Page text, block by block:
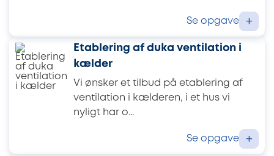
Se opgave +
Etablering af duka ventilation i
kælder
Vi ønsker et tilbud på etablering af
ventilation i kælderen, i et hus vi
nyligt har o...
Se opgave +